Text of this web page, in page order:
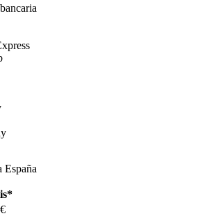
España